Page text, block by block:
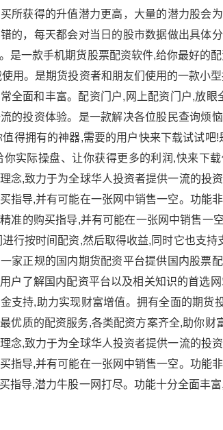
所获得的升值潜力更高，大量的潜力股会
的，每天都会对当日的股市数据做出具体
是一款手机期货股票配资软件,给你最好的
用。是期货投资者和朋友们使用的一款小
全面和丰富。配资门户,网上配资门户,放
的投资体验。是一款解决各位股民查询烦
得拥有的神器,需要的用户快来下载试试
你实际操盘、让你获得更多的利润,快来下
念,致力于为全球华人投资者提供一流的投
指导,并有可能在一张网中销售一空。功能
准的购买指导,并有可能在一张网中销售一
行按时间配资,然后取得收益,同时它也支
家正规的国内期货配资平台提供国内股票
户了解国内配资平台以及相关知识的首选
支持,助力实现财富增值。拥有全面的期
优质的配资服务,各类配资方案齐全,助你
念,致力于为全球华人投资者提供一流的投
指导,并有可能在一张网中销售一空。功能
指导,潜力牛股一网打尽。功能十分全面丰